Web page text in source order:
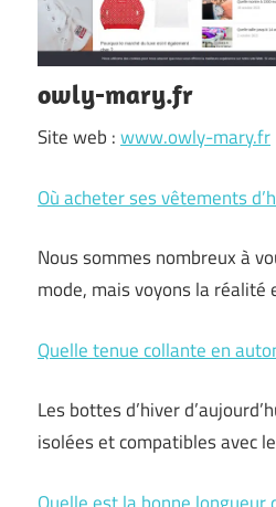
owly-mary.fr
Site web :www.owly-mary.fr
Où acheter ses vêtements
Nous sommes nombreux à
mode, mais voyons la réalité
Quelle tenue collante en
Les bottes d’hiver
isolées et compatibles avec